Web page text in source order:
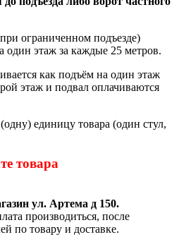
ограниченном подъезде)
один этаж за каждые 25 метров.
как подъём на один этаж
этаж и подвал оплачиваются
единицу товара (один стул,
товара
ул. Артема д 150.
производиться, после
по товару и доставке.